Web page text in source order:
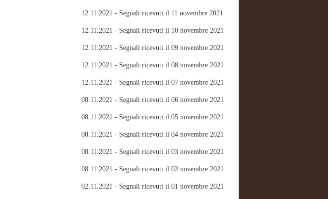
12.11.2021 - Segnali ricevuti il 11 novembre 2021
12.11.2021 - Segnali ricevuti il 10 novembre 2021
12.11.2021 - Segnali ricevuti il 09 novembre 2021
12.11.2021 - Segnali ricevuti il 08 novembre 2021
12.11.2021 - Segnali ricevuti il 07 novembre 2021
08.11.2021 - Segnali ricevuti il 06 novembre 2021
08.11.2021 - Segnali ricevuti il 05 novembre 2021
08.11.2021 - Segnali ricevuti il 04 novembre 2021
08.11.2021 - Segnali ricevuti il 03 novembre 2021
08.11.2021 - Segnali ricevuti il 02 novembre 2021
02.11.2021 - Segnali ricevuti il 01 novembre 2021